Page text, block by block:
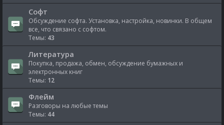
Софт
Обсуждение софта. Установка, настройка, новинки. В общем
все, что связано с софтом.
Темы: 43
Литература
Покупка, продажа, обмен, обсуждение бумажных и
электронных книг
Темы: 12
Флейм
Разговоры на любые темы
Темы: 44